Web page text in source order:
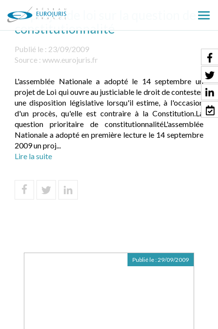
le
Le projet de loi sur la question de
constitutionnalité
Publié le : 23/09/2009
Source : www.eurojuris.fr
L'assemblée Nationale a adopté le 14 septembre un
projet de Loi qui ouvre au justiciable le droit de contester
une disposition législative lorsqu'il estime, à l'occasion
d'un procès, qu'elle est contraire à la Constitution.La
question prioritaire de constitutionnalitéL'assemblée
Nationale a adopté en première lecture le 14 septembre
2009 un proj...
Lire la suite
Publié le :29/09/2009